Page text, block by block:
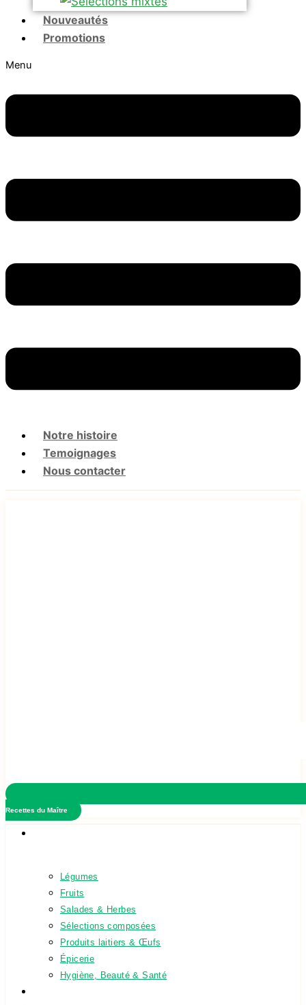
Nouveautés
Promotions
Menu
Notre histoire
Temoignages
Nous contacter
Recettes du Maître
Légumes
Fruits
Salades & Herbes
Sélections composées
Produits laitiers & Œufs
Épicerie
Hygiène, Beauté & Santé